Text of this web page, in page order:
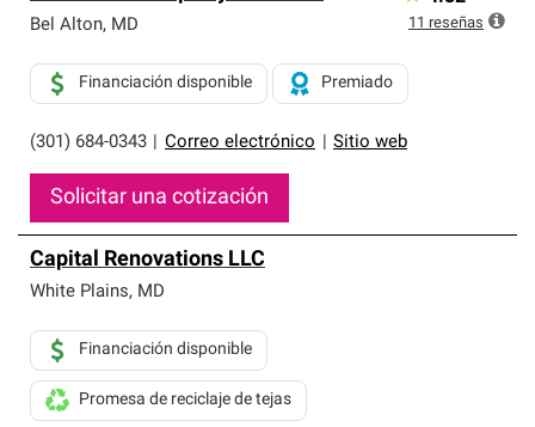
exclusiva y cumplen con estándares estrictos de
Solo ellos pueden ofrecer nuestra mejor garantía de
sistemas de techos.
Bel Alton, MD
(301) 684-0343 Correo electrónico Sitio web
Financiación disponible Premiado
Solicitar una cotización
11 reseñas
Capital Renovations LLC
White Plains, MD
Financiación disponible
Promesa de reciclaje de tejas